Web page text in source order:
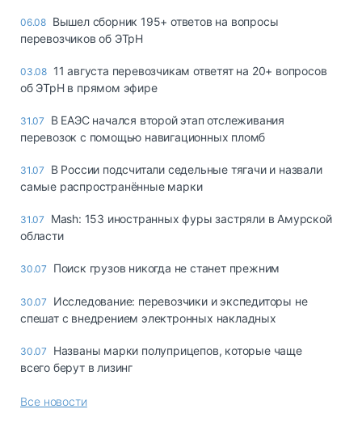
06.08 Вышел сборник 195+ ответов на вопросы
перевозчиков об ЭТрН
03.08 11 августа перевозчикам ответят на 20+ вопросов
об ЭТрН в прямом эфире
31.07
В ЕАЭС начался второй этап отслеживания
перевозок с помощью навигационных пломб
31.07
В России подсчитали седельные тягачи и назвали
самые распространённые марки
31.07
Mash: 153 иностранных фуры застряли в Амурской
области
30.07 Поиск грузов никогда не станет прежним
30.07
Исследование: перевозчики и экспедиторы не
спешат с внедрением электронных накладных
30.07
Названы марки полуприцепов, которые чаще
всего берут в лизинг
Все новости